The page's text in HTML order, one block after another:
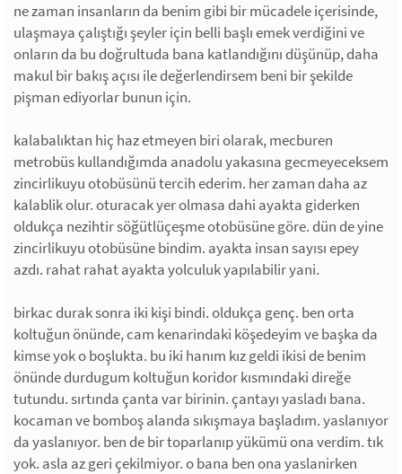
ne zaman insanların da benim gibi bir mücadele içerisinde,
ulaşmaya çalıştığı şeyler için belli başlı emek verdiğini ve
onların da bu doğrultuda bana katlandığını düşünüp, daha
makul bir bakış açısı ile değerlendirsem beni bir şekilde
pişman ediyorlar bunun için.
kalabalıktan hiç haz etmeyen biri olarak, mecburen
metrobüs kullandığımda anadolu yakasına gecmeyeceksem
zincirlikuyu otobüsünü tercih ederim. her zaman daha az
kalablik olur. oturacak yer olmasa dahi ayakta giderken
oldukça nezihtir söğütlüçeşme otobüsüne göre. dün de yine
zincirlikuyu otobüsüne bindim. ayakta insan sayısı epey
azdı. rahat rahat ayakta yolculuk yapılabilir yani.
birkac durak sonra iki kişi bindi. oldukça genç. ben orta
koltuğun önünde, cam kenarindaki köşedeyim ve başka da
kimse yok o boşlukta. bu iki hanım kız geldi ikisi de benim
önünde durdugum koltuğun koridor kısmındaki direğe
tutundu. sırtında çanta var birinin. çantayı yasladı bana.
kocaman ve bomboş alanda sıkışmaya başladım. yaslanıyor
da yaslanıyor. ben de bir toparlanıp yükümü ona verdim. tık
yok. asla az geri çekilmiyor. o bana ben ona yaslanirken